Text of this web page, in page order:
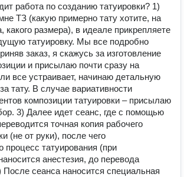
работа по созданию татуировки? 1)
ТЗ (какую примерно тату хотите, на
какого размера), в идеале прикрепляете
татуировку. Мы все подробно
заказ, я скажусь за изготовление
и присылаю почти сразу на
все устраивает, начинаю детальную
тату. В случае вариативности
композиции татуировки – присылаю
3) Далее идет сеанс, где с помощью
точная копия рабочего
(не от руки), после чего
процесс татуирования (при
анестезия, до перевода
После сеанса наносится специальная